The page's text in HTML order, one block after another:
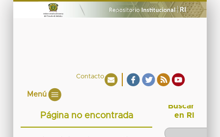
Contacto
Menú
Página no encontrada
Buscar
en RI